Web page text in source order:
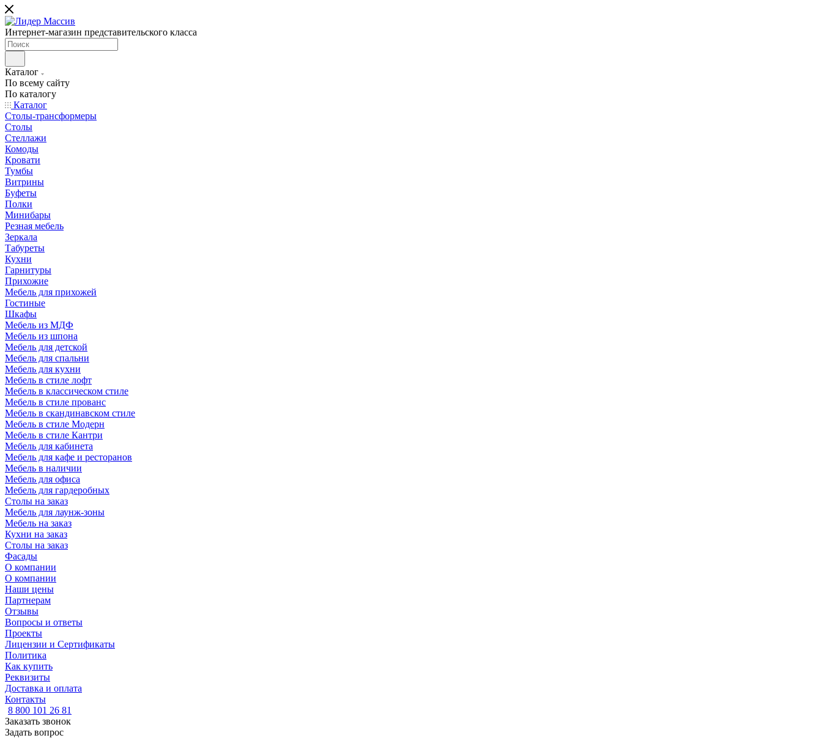
Интернет-магазин представительского класса
Каталог
По всему сайту
По каталогу
Каталог
Столы-трансформеры
Столы
Стеллажи
Комоды
Кровати
Тумбы
Витрины
Буфеты
Полки
Минибары
Резная мебель
Зеркала
Табуреты
Кухни
Гарнитуры
Прихожие
Мебель для прихожей
Гостиные
Шкафы
Мебель из МДФ
Мебель из шпона
Мебель для детской
Мебель для спальни
Мебель для кухни
Мебель в стиле лофт
Мебель в классическом стиле
Мебель в стиле прованс
Мебель в скандинавском стиле
Мебель в стиле Модерн
Мебель в стиле Кантри
Мебель для кабинета
Мебель для кафе и ресторанов
Мебель в наличии
Мебель для офиса
Мебель для гардеробных
Столы на заказ
Мебель для лаунж-зоны
Мебель на заказ
Кухни на заказ
Столы на заказ
Фасады
О компании
О компании
Наши цены
Партнерам
Отзывы
Вопросы и ответы
Проекты
Лицензии и Сертификаты
Политика
Как купить
Реквизиты
Доставка и оплата
Контакты
8 800 101 26 81
Заказать звонок
Задать вопрос